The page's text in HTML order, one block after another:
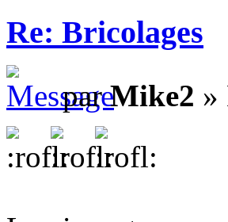
Re: Bricolages
parMike2 »